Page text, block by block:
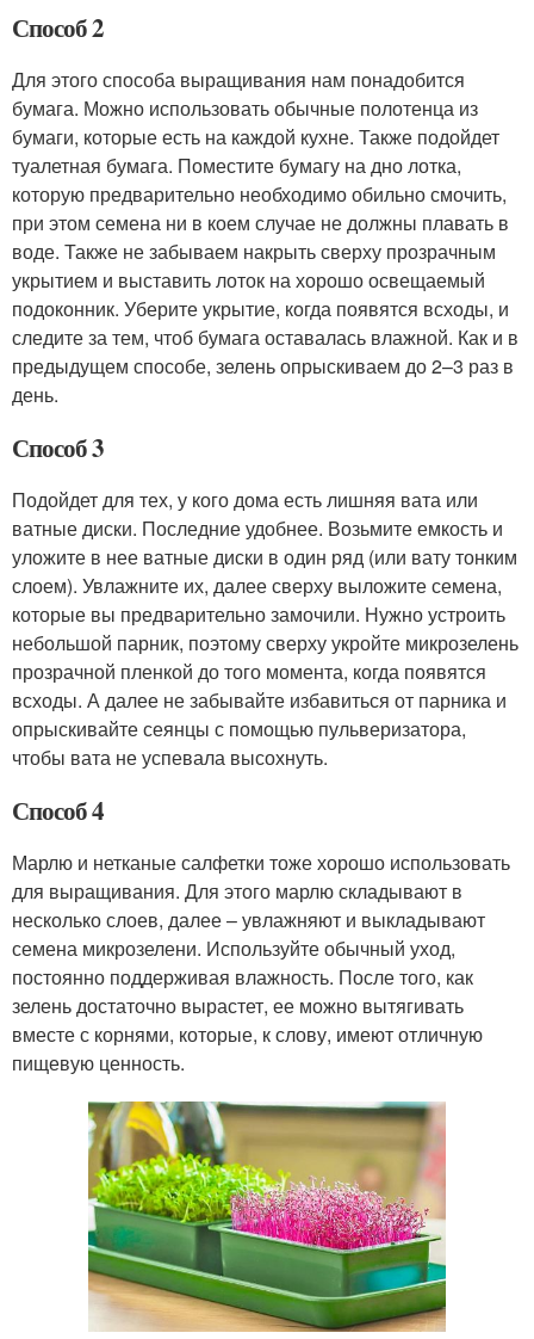
Способ 2
Для этого способа выращивания нам понадобится
бумага. Можно использовать обычные полотенца из
бумаги, которые есть на каждой кухне. Также подойдет
туалетная бумага. Поместите бумагу на дно лотка,
которую предварительно необходимо обильно смочить,
при этом семена ни в коем случае не должны плавать в
воде. Также не забываем накрыть сверху прозрачным
укрытием и выставить лоток на хорошо освещаемый
подоконник. Уберите укрытие, когда появятся всходы, и
следите за тем, чтоб бумага оставалась влажной. Как и в
предыдущем способе, зелень опрыскиваем до 2–3 раз в
день.
Способ 3
Подойдет для тех, у кого дома есть лишняя вата или
ватные диски. Последние удобнее. Возьмите емкость и
уложите в нее ватные диски в один ряд (или вату тонким
слоем). Увлажните их, далее сверху выложите семена,
которые вы предварительно замочили. Нужно устроить
небольшой парник, поэтому сверху укройте микрозелень
прозрачной пленкой до того момента, когда появятся
всходы. А далее не забывайте избавиться от парника и
опрыскивайте сеянцы с помощью пульверизатора,
чтобы вата не успевала высохнуть.
Способ 4
Марлю и нетканые салфетки тоже хорошо использовать
для выращивания. Для этого марлю складывают в
несколько слоев, далее – увлажняют и выкладывают
семена микрозелени. Используйте обычный уход,
постоянно поддерживая влажность. После того, как
зелень достаточно вырастет, ее можно вытягивать
вместе с корнями, которые, к слову, имеют отличную
пищевую ценность.